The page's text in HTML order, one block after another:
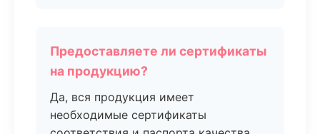
Предоставляете ли сертификаты
на продукцию?
Да, вся продукция имеет
необходимые сертификаты